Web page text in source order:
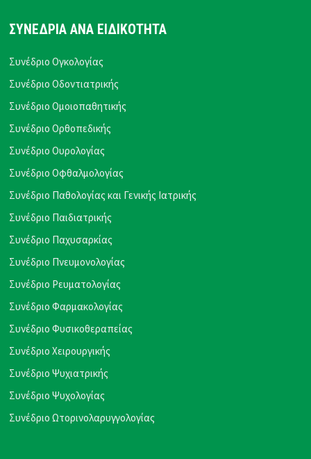
ΣΥΝΕΔΡΙΑ ΑΝΑ ΕΙΔΙΚΟΤΗΤΑ
Συνέδριο Ογκολογίας
Συνέδριο Οδοντιατρικής
Συνέδριο Ομοιοπαθητικής
Συνέδριο Ορθοπεδικής
Συνέδριο Ουρολογίας
Συνέδριο Οφθαλμολογίας
Συνέδριο Παθολογίας και Γενικής Ιατρικής
Συνέδριο Παιδιατρικής
Συνέδριο Παχυσαρκίας
Συνέδριο Πνευμονολογίας
Συνέδριο Ρευματολογίας
Συνέδριο Φαρμακολογίας
Συνέδριο Φυσικοθεραπείας
Συνέδριο Χειρουργικής
Συνέδριο Ψυχιατρικής
Συνέδριο Ψυχολογίας
Συνέδριο Ωτορινολαρυγγολογίας